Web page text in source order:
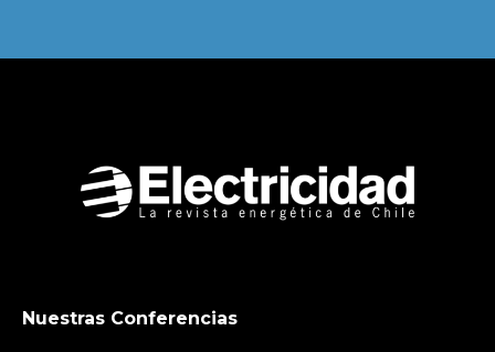
Nuestras Conferencias